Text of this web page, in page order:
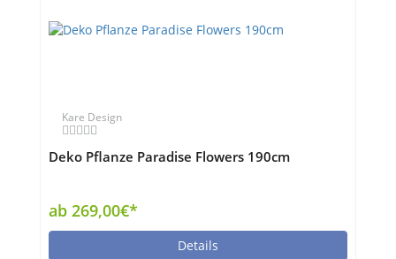
Kare Design
Deko Pflanze Paradise Flowers 190cm
ab 269,00€*
Details